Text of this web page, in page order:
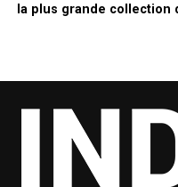
la plus grande collection